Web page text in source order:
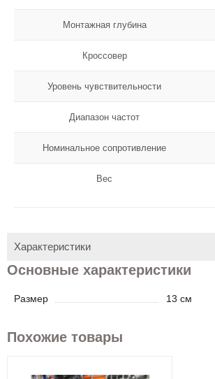
Монтажная глубина
Кроссовер
Уровень чувствительности
Диапазон частот
Номинальное сопротивление
Вес
Характеристики
Основные характеристики
Размер 13 см
Похожие товары